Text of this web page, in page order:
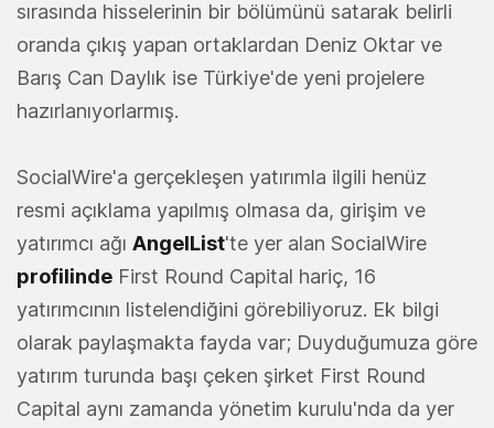
sırasında hisselerinin bir bölümünü satarak belirli
oranda çıkış yapan ortaklardan Deniz Oktar ve
Barış Can Daylık ise Türkiye'de yeni projelere
hazırlanıyorlarmış.
SocialWire'a gerçekleşen yatırımla ilgili henüz
resmi açıklama yapılmış olmasa da, girişim ve
yatırımcı ağı AngelList'te yer alan SocialWire
profilinde First Round Capital hariç, 16
yatırımcının listelendiğini görebiliyoruz. Ek bilgi
olarak paylaşmakta fayda var; Duyduğumuza göre
yatırım turunda başı çeken şirket First Round
Capital aynı zamanda yönetim kurulu'nda da yer